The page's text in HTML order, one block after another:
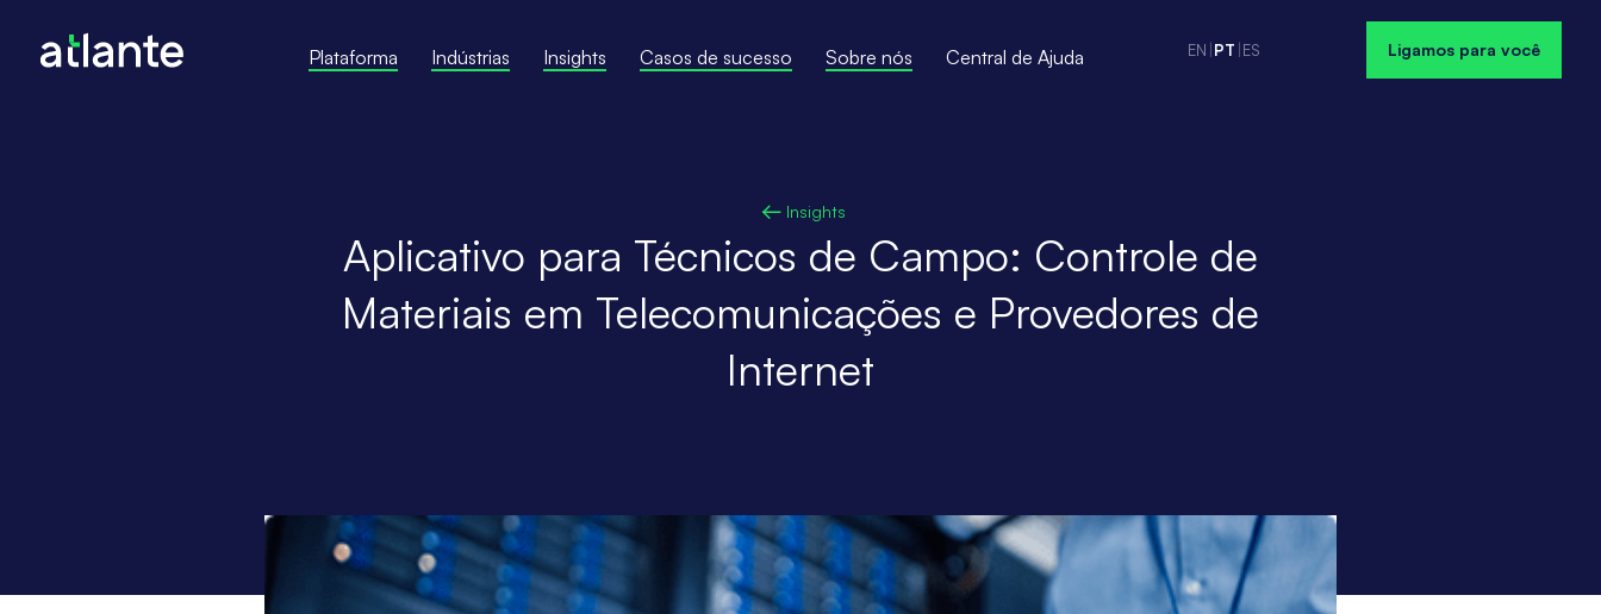
Plataforma Indústrias Insights Casos de sucesso Sobre nós Central de Ajuda EN PT ES Ligamos para você
Insights
Aplicativo para Técnicos de Campo: Controle de
Materiais em Telecomunicações e Provedores de
Internet